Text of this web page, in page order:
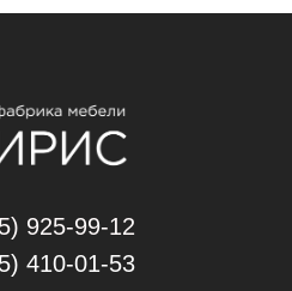
925-99-12
410-01-53